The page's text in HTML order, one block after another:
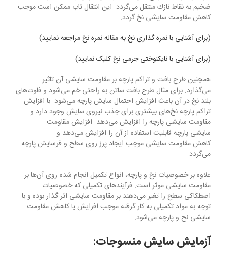
ضخیم به نقاط نازك منتقل می‌گردد. این انتقال تاب ممكن است موجب
كاهش مقاومت سایشی نخ گردد.
(برای آشنایی با نمره گذاری نخ به مقاله نمره نخ مراجعه نمایید)
(برای آشنایی با نایکنوختی جرمی نخ کلیک نمایید)
همچنین طرح بافت و تراکم پارچه بر مقاومت سایشی آن تاثیر
می‌گذارد. برای مثال طرح بافت ساتن به راحتی خم می‌شود و فلوت‌های
بلند نخ در آن باعث افزایش احتمال سایش پارچه می‌شود. با افزایش
تراکم پارچه نخ‌های بیشتری برای جذب نیروی سایش وجود دارد و
مقاومت سایشی پارچه را افزایش می‌دهد. افزایش مقاومت
سایشی پارچه قابلیت استفاده از آن را افزایش می‌دهد و
کاهش مقاومت سایشی موجب ایجاد پرز روی سطح و فرسایش پارچه
می‌گردد.
علاوه بر خصوصیات نخ و پارچه، انواع تکمیل انجام شده روی آن‌ها بر
مقاومت سایشی موثر است. فرآیندهای تکمیلی که خصوصیات
اصطکاکی سطح را تغیر می‌دهند بر مقاومت سایشی اثر گذار بوده و با
توجه به مواد تکمیلی به کار گرفته موجب افزایش یا کاهش مقاومت
سایشی نخ و پارچه می‌شود.
آزمایش سایش منسوجات: